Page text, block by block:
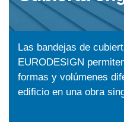
Las bandejas de
EURODESIGN
formas y volúmenes
edificio en una obra